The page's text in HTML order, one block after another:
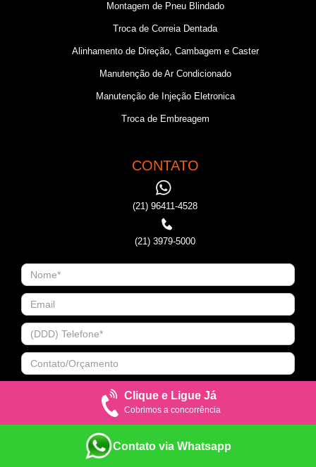
Montagem de Pneu Blindado
Troca de Correia Dentada
Alinhamento de Direção, Cambagem e Caster
Manutenção de Ar Condicionado
Manutenção de Injeção Eletronica
Troca de Embreagem
CONTATO
(21) 96411-4528
(21) 3979-5000
Clique e Ligue Já
Cobrimos a concorrência
Contato via Whatsapp